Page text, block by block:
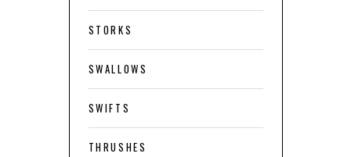
STORKS
SWALLOWS
SWIFTS
THRUSHES